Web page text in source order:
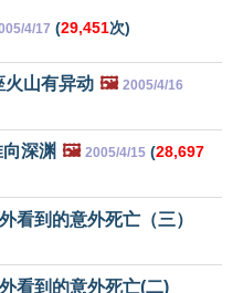
4/17 (29,451次)
火山有异动 🖼️ 2005/4/16
深渊 🖼️ 2005/4/15 (28,697
看到的意外死亡（三）
看到的意外死亡(二)